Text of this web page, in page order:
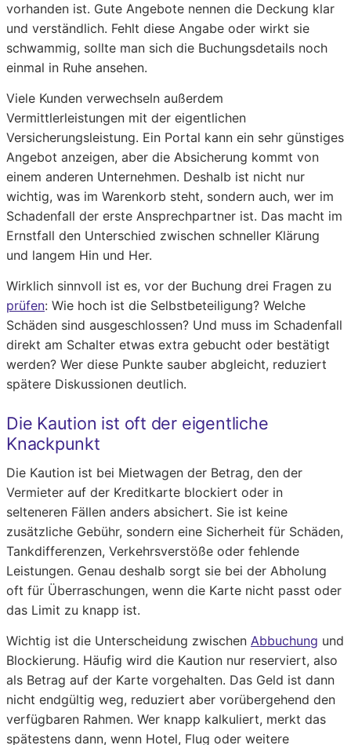
vorhanden ist. Gute Angebote nennen die Deckung klar
und verständlich. Fehlt diese Angabe oder wirkt sie
schwammig, sollte man sich die Buchungsdetails noch
einmal in Ruhe ansehen.
Viele Kunden verwechseln außerdem
Vermittlerleistungen mit der eigentlichen
Versicherungsleistung. Ein Portal kann ein sehr günstiges
Angebot anzeigen, aber die Absicherung kommt von
einem anderen Unternehmen. Deshalb ist nicht nur
wichtig, was im Warenkorb steht, sondern auch, wer im
Schadenfall der erste Ansprechpartner ist. Das macht im
Ernstfall den Unterschied zwischen schneller Klärung
und langem Hin und Her.
Wirklich sinnvoll ist es, vor der Buchung drei Fragen zu
prüfen: Wie hoch ist die Selbstbeteiligung? Welche
Schäden sind ausgeschlossen? Und muss im Schadenfall
direkt am Schalter etwas extra gebucht oder bestätigt
werden? Wer diese Punkte sauber abgleicht, reduziert
spätere Diskussionen deutlich.
Die Kaution ist oft der eigentliche
Knackpunkt
Die Kaution ist bei Mietwagen der Betrag, den der
Vermieter auf der Kreditkarte blockiert oder in
selteneren Fällen anders absichert. Sie ist keine
zusätzliche Gebühr, sondern eine Sicherheit für Schäden,
Tankdifferenzen, Verkehrsverstöße oder fehlende
Leistungen. Genau deshalb sorgt sie bei der Abholung
oft für Überraschungen, wenn die Karte nicht passt oder
das Limit zu knapp ist.
Wichtig ist die Unterscheidung zwischen Abbuchung und
Blockierung. Häufig wird die Kaution nur reserviert, also
als Betrag auf der Karte vorgehalten. Das Geld ist dann
nicht endgültig weg, reduziert aber vorübergehend den
verfügbaren Rahmen. Wer knapp kalkuliert, merkt das
spätestens dann, wenn Hotel, Flug oder weitere